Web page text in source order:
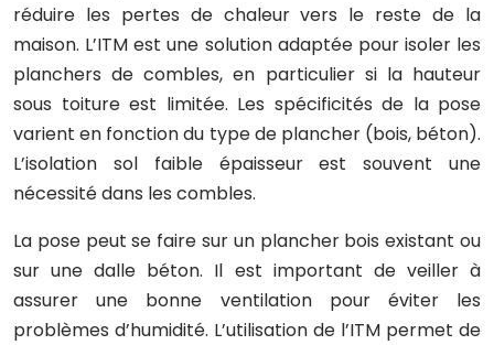
réduire les pertes de chaleur vers le reste de la
maison. L’ITM est une solution adaptée pour isoler les
planchers de combles, en particulier si la hauteur
sous toiture est limitée. Les spécificités de la pose
varient en fonction du type de plancher (bois, béton).
L’isolation sol faible épaisseur est souvent une
nécessité dans les combles.
La pose peut se faire sur un plancher bois existant ou
sur une dalle béton. Il est important de veiller à
assurer une bonne ventilation pour éviter les
problèmes d’humidité. L’utilisation de l’ITM permet de